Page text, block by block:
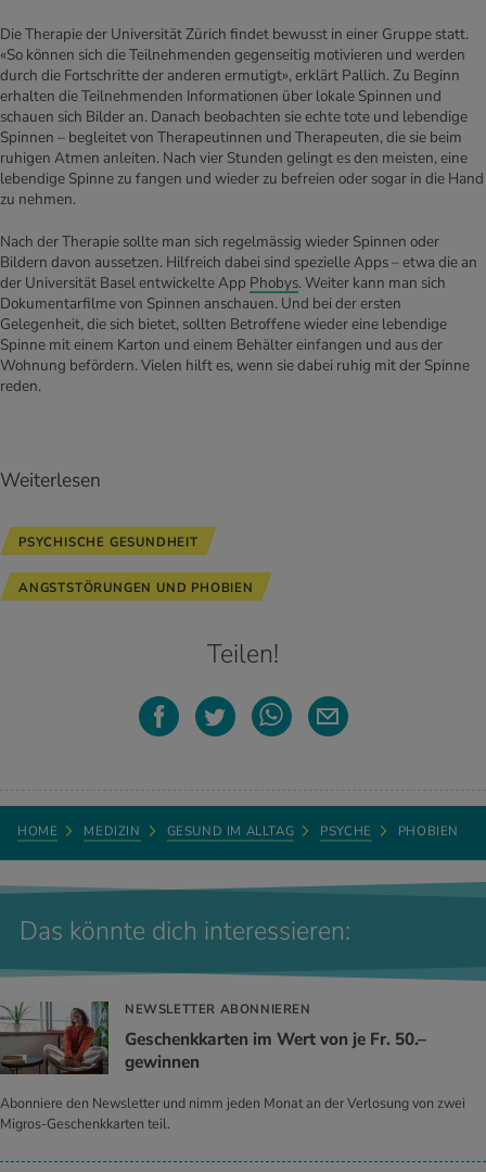
Die Therapie der Universität Zürich findet bewusst in einer Gruppe statt.
«So können sich die Teilnehmenden gegenseitig motivieren und werden
durch die Fortschritte der anderen ermutigt», erklärt Pallich. Zu Beginn
erhalten die Teilnehmenden Informationen über lokale Spinnen und
schauen sich Bilder an. Danach beobachten sie echte tote und lebendige
Spinnen – begleitet von Therapeutinnen und Therapeuten, die sie beim
ruhigen Atmen anleiten. Nach vier Stunden gelingt es den meisten, eine
lebendige Spinne zu fangen und wieder zu befreien oder sogar in die Hand
zu nehmen.
Nach der Therapie sollte man sich regelmässig wieder Spinnen oder
Bildern davon aussetzen. Hilfreich dabei sind spezielle Apps – etwa die an
der Universität Basel entwickelte App Phobys. Weiter kann man sich
Dokumentarfilme von Spinnen anschauen. Und bei der ersten
Gelegenheit, die sich bietet, sollten Betroffene wieder eine lebendige
Spinne mit einem Karton und einem Behälter einfangen und aus der
Wohnung befördern. Vielen hilft es, wenn sie dabei ruhig mit der Spinne
reden.
Weiterlesen
PSYCHISCHE GESUNDHEIT
ANGSTSTÖRUNGEN UND PHOBIEN
Teilen!
HOME MEDIZIN GESUND IM ALLTAG PSYCHE PHOBIEN
Das könnte dich interessieren:
NEWSLETTER ABONNIEREN
Geschenkkarten im Wert von je Fr. 50.–
gewinnen
Abonniere den Newsletter und nimm jeden Monat an der Verlosung von zwei
Migros-Geschenkkarten teil.